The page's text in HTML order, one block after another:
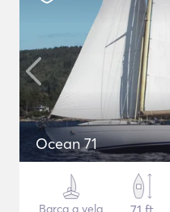
Ocean 71
Barca a vela